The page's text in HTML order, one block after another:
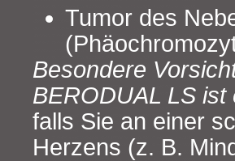
Tumor des
Besondere
BERODUAL LS ist
falls Sie an einer
Herzens (z. B.